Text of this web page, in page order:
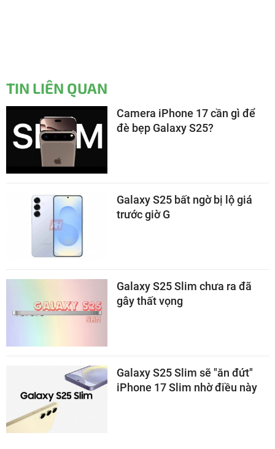
TIN LIÊN QUAN
Camera iPhone 17 cần gì để
đè bẹp Galaxy S25?
Galaxy S25 bất ngờ bị lộ giá
trước giờ G
Galaxy S25 Slim chưa ra đã
gây thất vọng
Galaxy S25 Slim sẽ "ăn đứt"
iPhone 17 Slim nhờ điều này